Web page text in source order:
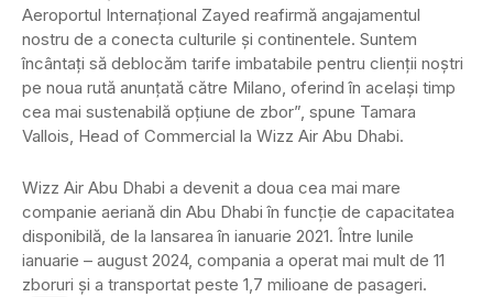
Aeroportul Internațional Zayed reafirmă angajamentul
nostru de a conecta culturile și continentele. Suntem
încântați să deblocăm tarife imbatabile pentru clienții noștri
pe noua rută anunțată către Milano, oferind în același timp
cea mai sustenabilă opțiune de zbor”, spune Tamara
Vallois, Head of Commercial la Wizz Air Abu Dhabi.
Wizz Air Abu Dhabi a devenit a doua cea mai mare
companie aeriană din Abu Dhabi în funcție de capacitatea
disponibilă, de la lansarea în ianuarie 2021. Între lunile
ianuarie – august 2024, compania a operat mai mult de 11
zboruri și a transportat peste 1,7 milioane de pasageri.